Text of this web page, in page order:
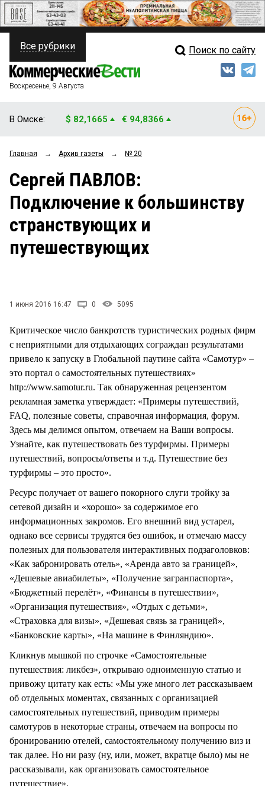
ПОЛИТИКА
ФИНАНСЫ
ОБЩЕСТВО
ЗАКОН
НОВОСТИ КОМПАНИЙ
Свежий выпуск
Блоги
Все рубрики Поиск по сайту
Воскресенье, 9 Августа
В Омске: $ 82,1665 € 94,8366
Главная → Архив газеты → № 20
Сергей ПАВЛОВ:
Подключение к большинству
странствующих и
путешествующих
1 июня 2016 16:47 0 5095
Критическое число банкротств туристических родных фирм
с неприятными для отдыхающих сограждан результатами
привело к запуску в Глобальной паутине сайта «Самотур» –
это портал о самостоятельных путешествиях»
http://www.samotur.ru. Так обнаруженная рецензентом
рекламная заметка утверждает: «Примеры путешествий,
FAQ, полезные советы, справочная информация, форум.
Здесь мы делимся опытом, отвечаем на Ваши вопросы.
Узнайте, как путешествовать без турфирмы. Примеры
путешествий, вопросы/ответы и т.д. Путешествие без
турфирмы – это просто».
Ресурс получает от вашего покорного слуги тройку за
сетевой дизайн и «хорошо» за содержимое его
информационных закромов. Его внешний вид устарел,
однако все сервисы трудятся без ошибок, и отмечаю массу
полезных для пользователя интерактивных подзаголовков:
«Как забронировать отель», «Аренда авто за границей»,
«Дешевые авиабилеты», «Получение загранпаспорта»,
«Бюджетный перелёт», «Финансы в путешествии»,
«Организация путешествия», «Отдых с детьми»,
«Страховка для визы», «Дешевая связь за границей»,
«Банковские карты», «На машине в Финляндию».
Кликнув мышкой по строчке «Самостоятельные
путешествия: ликбез», открываю одноименную статью и
привожу цитату как есть: «Мы уже много лет рассказываем
об отдельных моментах, связанных с организацией
самостоятельных путешествий, приводим примеры
самотуров в некоторые страны, отвечаем на вопросы по
бронированию отелей, самостоятельному получению виз и
так далее. Но ни разу (ну, или, может, вкратце было) мы не
рассказывали, как организовать самостоятельное
путешествие».